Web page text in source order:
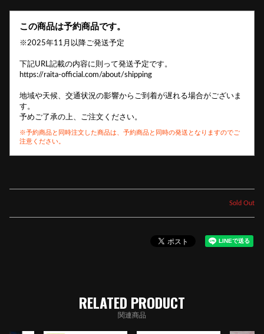
この商品は予約商品です。
※2025年11月以降ご発送予定
下記URL記載の内容に則って発送予定です。
https://raita-official.com/about/shipping
地域や天候、交通状況の影響からご到着が遅れる場合がございま
す。
予めご了承の上、ご注文ください。
※予約商品と同時注文した商品は、予約商品と同時の発送となりますのでご
注意ください。
Sold Out
RELATED PRODUCT
関連商品